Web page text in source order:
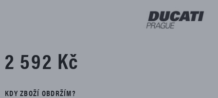
2 592 Kč
KDY ZBOŽÍ OBDRŽÍM?